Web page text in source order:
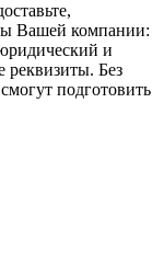
Вашей компании:
и
реквизиты. Без
подготовить